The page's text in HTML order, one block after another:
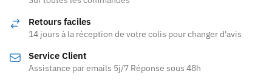
peuvent
être
sur
la
être
sur
Retours faciles
14 jours à la réception de votre colis pour changer d'avis
Service Client
Assistance par emails 5j/7 Réponse sous 48h